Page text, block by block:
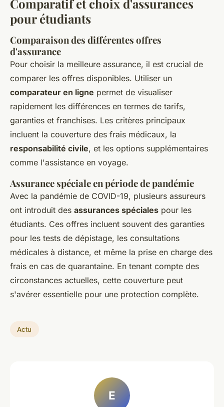
Comparatif et choix d'assurances
pour étudiants
Comparaison des différentes offres
d'assurance
Pour choisir la meilleure assurance, il est crucial de
comparer les offres disponibles. Utiliser un
comparateur en ligne permet de visualiser
rapidement les différences en termes de tarifs,
garanties et franchises. Les critères principaux
incluent la couverture des frais médicaux, la
responsabilité civile, et les options supplémentaires
comme l'assistance en voyage.
Assurance spéciale en période de pandémie
Avec la pandémie de COVID-19, plusieurs assureurs
ont introduit des assurances spéciales pour les
étudiants. Ces offres incluent souvent des garanties
pour les tests de dépistage, les consultations
médicales à distance, et même la prise en charge des
frais en cas de quarantaine. En tenant compte des
circonstances actuelles, cette couverture peut
s'avérer essentielle pour une protection complète.
Actu
E